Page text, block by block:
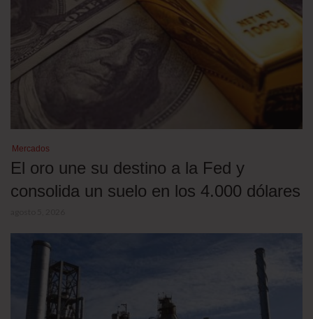
Mercados
El oro une su destino a la Fed y
consolida un suelo en los 4.000 dólares